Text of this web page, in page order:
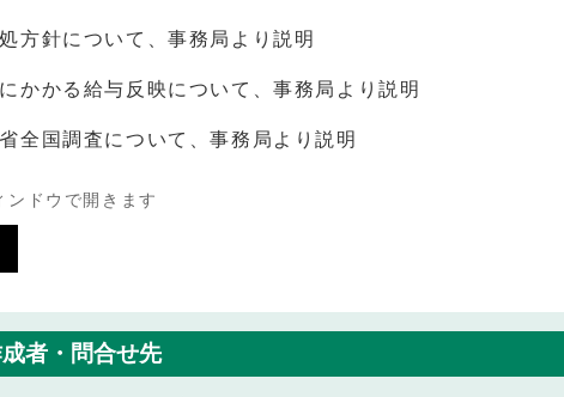
方針について、事務局より説明
かかる給与反映について、事務局より説明
全国調査について、事務局より説明
ンドウで開きます
者・問合せ先